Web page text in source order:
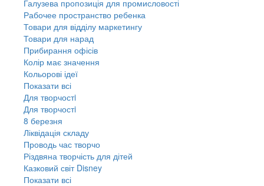
Галузева пропозиція для промисловості
Рабочее пространство ребенка
Товари для відділу маркетингу
Товари для нарад
Прибирання офісів
Колір має значення
Кольорові ідеї
Показати всі
Для творчостi
Для творчостi
8 березня
Ліквідація складу
Проводь час творчо
Різдвяна творчість для дітей
Казковий світ Disney
Показати всі